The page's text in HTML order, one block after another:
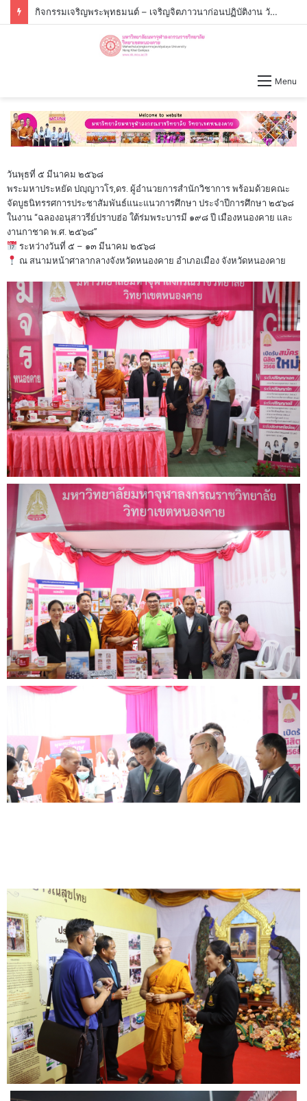
กิจกรรมเจริญพระพุทธมนต์ – เจริญจิตภาวนาก่อนปฏิบัติงาน วันจันทร์ที่่ ๓ สิงหาคม ๒๕๖๙ เวลา ๐๙.๐๐ น.
Menu
วันพุธที่ ๕ มีนาคม ๒๕๖๘
พระมหาประหยัด ปญฺญาวโร,ดร. ผู้อำนวยการสำนักวิชาการ พร้อมด้วยคณะ
จัดบูธนิทรรศการประชาสัมพันธ์แนะแนวการศึกษา ประจำปีการศึกษา ๒๕๖๘
ในงาน “ฉลองอนุสาวรีย์ปราบฮ่อ ใต้ร่มพระบารมี ๑๙๘ ปี เมืองหนองคาย และ
งานกาชาด พ.ศ. ๒๕๖๘”
ระหว่างวันที่ ๕ – ๑๓ มีนาคม ๒๕๖๘
ณ สนามหน้าศาลากลางจังหวัดหนองคาย อำเภอเมือง จังหวัดหนองคาย